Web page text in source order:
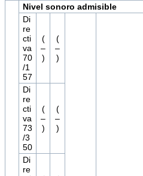
Nivel sonoro admisible
Di
re
cti
va
70
/1
57
(
–
)
(
–
)
Di
re
cti
va
73
/3
50
(
–
)
(
–
)
Di
re